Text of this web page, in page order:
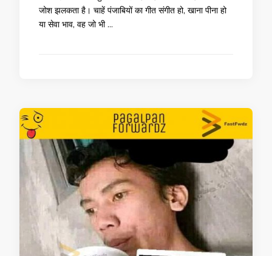
जोश झलकता है। चाहें पंजाबियों का गीत संगीत हो, खाना पीना हो
या सेवा भाव, वह जो भी …